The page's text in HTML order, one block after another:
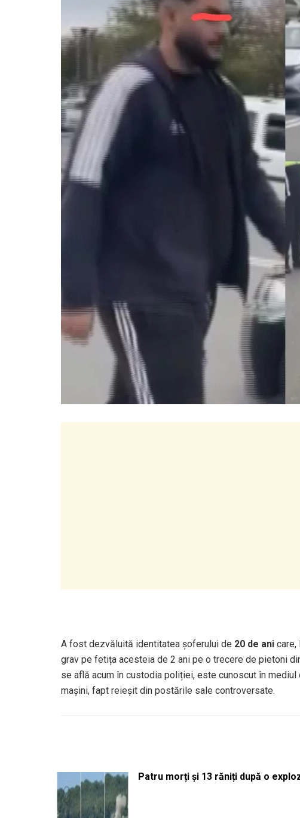
A fost dezvăluită identitatea șoferului de 20 de ani care,
grav pe fetița acesteia de 2 ani pe o trecere de pietoni
se află acum în custodia poliției, este cunoscut în mediul
mașini, fapt reieșit din postările sale controversate.
Patru morți și 13 răniți după o